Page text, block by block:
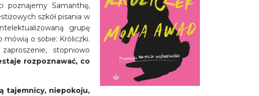
poznajemy Samanthę,
szkół pisania w
grupę
o sobie: Króliczki.
stopniowo
rozpoznawać, co
tajemnicy, niepokoju,